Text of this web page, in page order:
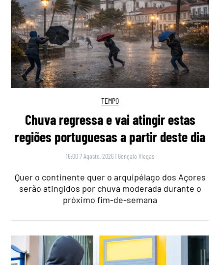
TEMPO
Chuva regressa e vai atingir estas
regiões portuguesas a partir deste dia
16:00 7 Agosto, 2026 | Gonçalo Viegas
Quer o continente quer o arquipélago dos Açores
serão atingidos por chuva moderada durante o
próximo fim-de-semana